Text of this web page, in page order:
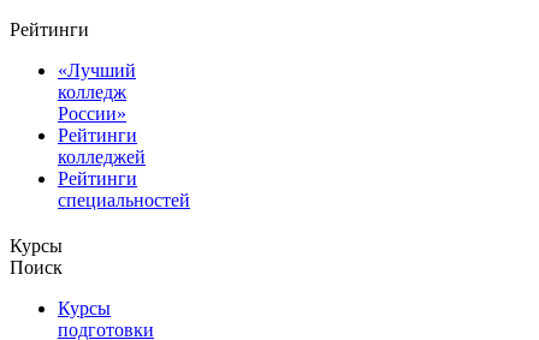
Рейтинги
«Лучший
колледж
России»
Рейтинги
колледжей
Рейтинги
специальностей
Курсы
Поиск
Курсы
подготовки